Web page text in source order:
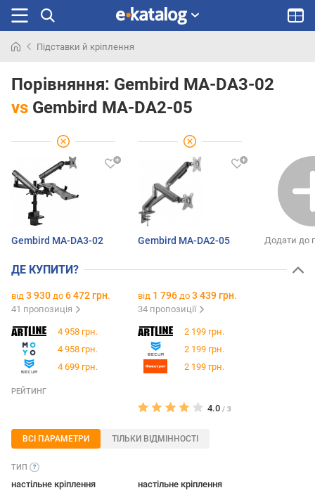
раніше
Підставки й кріплення
Порівняння: Gembird MA-DA3-02
vs Gembird MA-DA2-05
Gembird MA-DA3-02 Gembird MA-DA2-05 Додати до
ДЕ КУПИТИ?
від 3 930 до 6 472 грн.
41 пропозиція
від 1 796 до 3 439 грн.
34 пропозиції
4 958 грн.
4 958 грн.
4 699 грн.
2 199 грн.
2 199 грн.
2 199 грн.
РЕЙТИНГ
4.0 / 3
ВСІ ПАРАМЕТРИ ТІЛЬКИ ВІДМІННОСТІ
ТИП
настільне кріплення настільне кріплення